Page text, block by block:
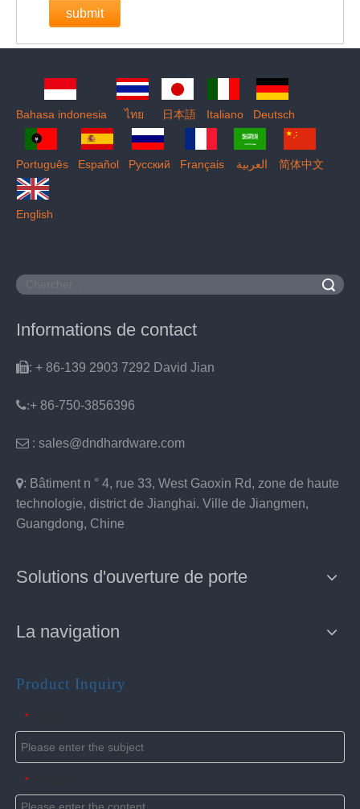
submit
Bahasa indonesia ไทย 日本語 Italiano Deutsch
Português Español Pусский Français العربية 简体中文
English
Informations de contact
: + 86-139 2903 7292 David Jian
:+ 86-750-3856396
 : sales@dndhardware.com
: Bâtiment n ° 4, rue 33, West Gaoxin Rd, zone de haute
technologie, district de Jianghai. Ville de Jiangmen,
Guangdong, Chine
Solutions d'ouverture de porte
La navigation
Product Inquiry
*
*